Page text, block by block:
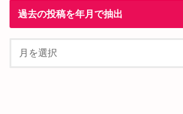
過去の投稿を年月で抽出